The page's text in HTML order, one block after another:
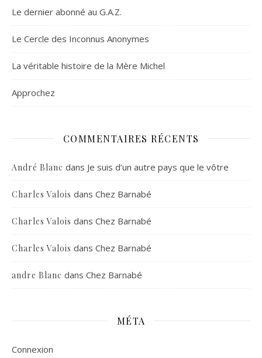
Le dernier abonné au G.A.Z.
Le Cercle des Inconnus Anonymes
La véritable histoire de la Mère Michel
Approchez
COMMENTAIRES RÉCENTS
André Blanc dans Je suis d’un autre pays que le vôtre
Charles Valois dans Chez Barnabé
Charles Valois dans Chez Barnabé
Charles Valois dans Chez Barnabé
andre Blanc dans Chez Barnabé
MÉTA
Connexion